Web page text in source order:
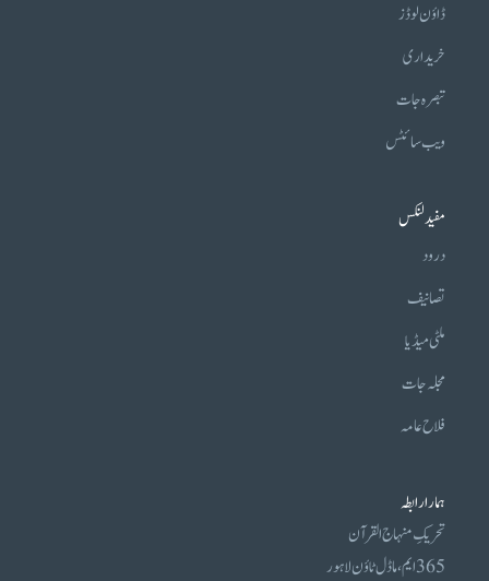
ڈاؤن لوڈز
خریداری
تبصرہ جات
ویب سائٹس
مفید لنکس
درود
تصانیف
ملٹی میڈیا
مجلہ جات
فلاح عامہ
ہمارا رابطہ
تحریکِ منہاج القرآن
365 ایم، ماڈل ٹاؤن لاہور